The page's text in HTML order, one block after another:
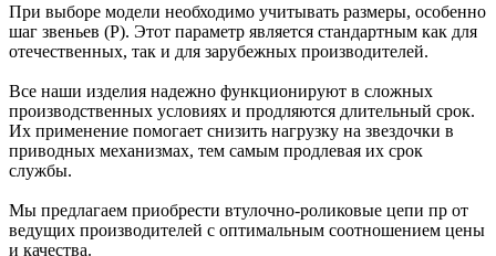
При выборе модели необходимо учитывать размеры, особенно
шаг звеньев (P). Этот параметр является стандартным как для
отечественных, так и для зарубежных производителей.
Все наши изделия надежно функционируют в сложных
производственных условиях и продляются длительный срок.
Их применение помогает снизить нагрузку на звездочки в
приводных механизмах, тем самым продлевая их срок
службы.
Мы предлагаем приобрести втулочно-роликовые цепи пр от
ведущих производителей с оптимальным соотношением цены
и качества.